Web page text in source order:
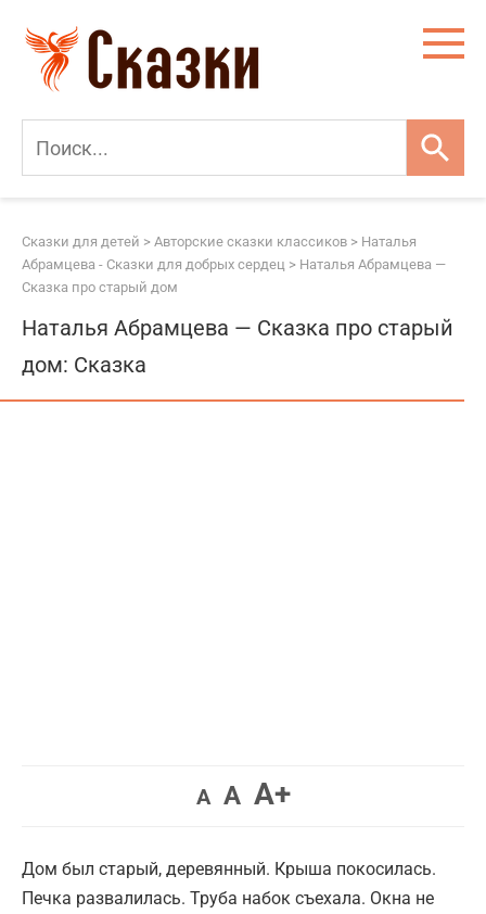
контенту
Сказки для детей > Авторские сказки классиков > Наталья
Абрамцева - Сказки для добрых сердец > Наталья Абрамцева —
Сказка про старый дом
Наталья Абрамцева — Сказка про старый
дом: Сказка
AУменьшить
AВернуть
A+Увеличить
Дом был старый, деревянный. Крыша покосилась.
Печка развалилась. Труба набок съехала. Окна не